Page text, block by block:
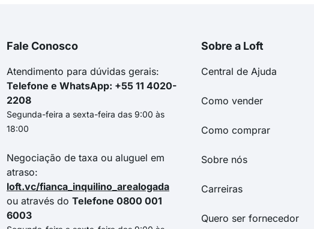
Fale Conosco
Atendimento para dúvidas gerais:
Telefone e WhatsApp: +55 11 4020-
2208
Segunda-feira a sexta-feira das 9:00 às
18:00
Negociação de taxa ou aluguel em
atraso:
loft.vc/fianca_inquilino_arealogada
ou através do Telefone 0800 001
6003
Sobre a Loft
Central de Ajuda
Como vender
Como comprar
Sobre nós
Carreiras
Quero ser fornecedor